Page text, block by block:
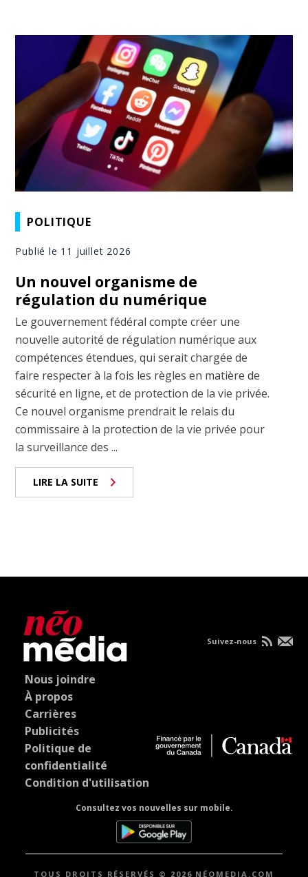
POLITIQUE
Publié le 11 juillet 2026
Un nouvel organisme de
régulation du numérique
Le gouvernement fédéral compte créer une
nouvelle autorité de régulation numérique aux
compétences étendues, qui serait chargée de
faire respecter à la fois les règles en matière de
sécurité en ligne, et de protection de la vie privée.
Ce nouvel organisme prendrait le relais du
commissaire à la protection de la vie privée pour
la surveillance des ...
LIRE LA SUITE
Nous joindre
À propos
Carrières
Publicités
Politique de
confidentialité
Condition d'utilisation
Consultez vos nouvelles sur mobile.
Suivez-nous
TOUS DROITS RÉSERVÉS © 2026 NÉOMEDIA.COM